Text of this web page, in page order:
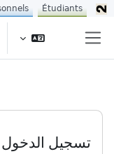
تخطى إلى المحتوى
تسجيل
Étudiants